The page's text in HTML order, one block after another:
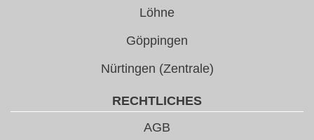
Löhne
Göppingen
Nürtingen (Zentrale)
RECHTLICHES
AGB